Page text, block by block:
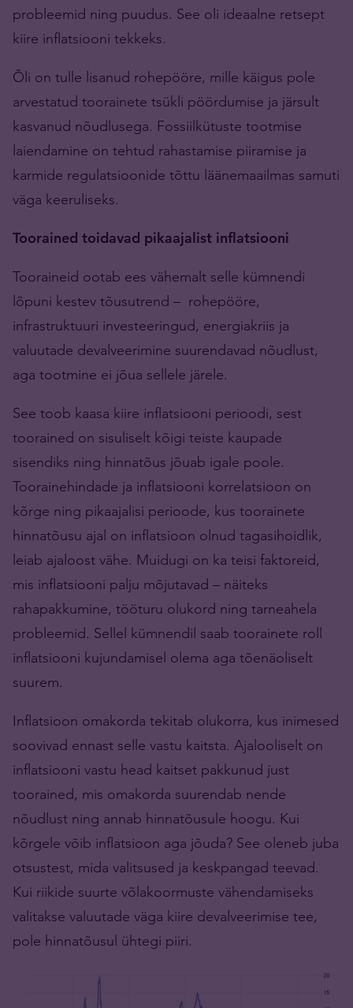
probleemid ning puudus. See oli ideaalne retsept
kiire inflatsiooni tekkeks.
Õli on tulle lisanud rohepööre, mille käigus pole
arvestatud toorainete tsükli pöördumise ja järsult
kasvanud nõudlusega. Fossiilkütuste tootmise
laiendamine on tehtud rahastamise piiramise ja
karmide regulatsioonide tõttu läänemaailmas samuti
väga keeruliseks.
Toorained toidavad pikaajalist inflatsiooni
Tooraineid ootab ees vähemalt selle kümnendi
lõpuni kestev tõusutrend – rohepööre,
infrastruktuuri investeeringud, energiakriis ja
valuutade devalveerimine suurendavad nõudlust,
aga tootmine ei jõua sellele järele.
See toob kaasa kiire inflatsiooni perioodi, sest
toorained on sisuliselt kõigi teiste kaupade
sisendiks ning hinnatõus jõuab igale poole.
Toorainehindade ja inflatsiooni korrelatsioon on
kõrge ning pikaajalisi perioode, kus toorainete
hinnatõusu ajal on inflatsioon olnud tagasihoidlik,
leiab ajaloost vähe. Muidugi on ka teisi faktoreid,
mis inflatsiooni palju mõjutavad – näiteks
rahapakkumine, tööturu olukord ning tarneahela
probleemid. Sellel kümnendil saab toorainete roll
inflatsiooni kujundamisel olema aga tõenäoliselt
suurem.
Inflatsioon omakorda tekitab olukorra, kus inimesed
soovivad ennast selle vastu kaitsta. Ajalooliselt on
inflatsiooni vastu head kaitset pakkunud just
toorained, mis omakorda suurendab nende
nõudlust ning annab hinnatõusule hoogu. Kui
kõrgele võib inflatsioon aga jõuda? See oleneb juba
otsustest, mida valitsused ja keskpangad teevad.
Kui riikide suurte võlakoormuste vähendamiseks
valitakse valuutade väga kiire devalveerimise tee,
pole hinnatõusul ühtegi piiri.